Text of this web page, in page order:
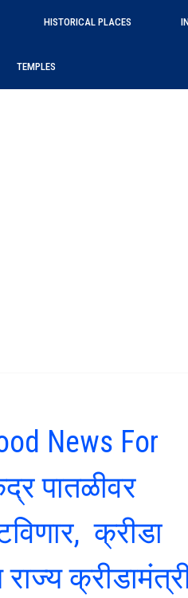
HISTORICAL PLACES
TEMPLES
News For
पातळीवर
क्रीडा